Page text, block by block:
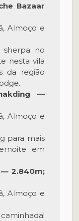
Bazaar
Almoço e
sherpa no
nesta vila
da região
—
Almoço e
para mais
em
— 2.840m;
Almoço e